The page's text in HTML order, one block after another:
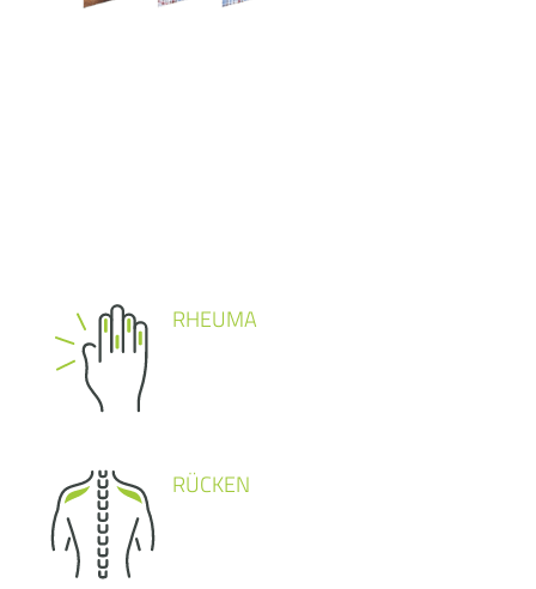
RHEUMA
RÜCKEN